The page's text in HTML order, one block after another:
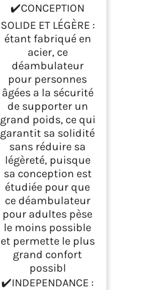
Réglable, Robuste,
Avec Siège et 2
Roues, Acier,
Poignées
Ergonomiques, Léger,
Bleu
✔️CONCEPTION
SOLIDE ET LÉGÈRE :
étant fabriqué en
acier, ce
déambulateur
pour personnes
âgées a la sécurité
de supporter un
grand poids, ce qui
garantit sa solidité
sans réduire sa
légèreté, puisque
sa conception est
étudiée pour que
ce déambulateur
pour adultes pèse
le moins possible
et permette le plus
grand confort
possibl
✔️INDEPENDANCE :